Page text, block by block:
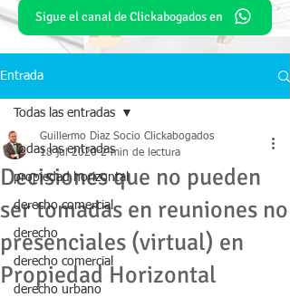
Sigue el canal de Clickabogados en
Entrada
Todas las entradas
propiedad horizontal
derecho comercial
derecho
derecho comercial
derecho urbano
Todas las entradas
Decisiones que no pueden
ser tomadas en reuniones no
presenciales (virtual) en
Propiedad Horizontal
Guillermo Diaz Socio Clickabogados
18 jul 2020 2 min de lectura